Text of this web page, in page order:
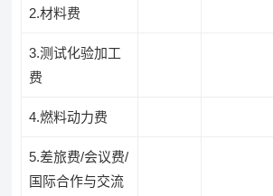
2.材料费
3.测试化验加工
费
4.燃料动力费
5.差旅费/会议费/
国际合作与交流